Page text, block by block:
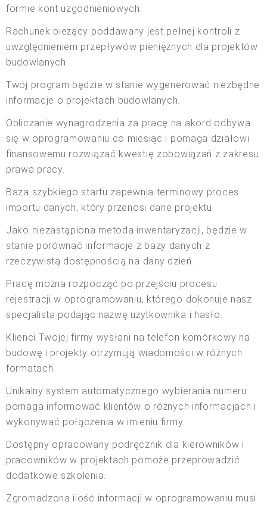
formie kont uzgodnieniowych.
Rachunek bieżący poddawany jest pełnej kontroli z
uwzględnieniem przepływów pieniężnych dla projektów
budowlanych.
Twój program będzie w stanie wygenerować niezbędne
informacje o projektach budowlanych.
Obliczanie wynagrodzenia za pracę na akord odbywa
się w oprogramowaniu co miesiąc i pomaga działowi
finansowemu rozwiązać kwestię zobowiązań z zakresu
prawa pracy.
Baza szybkiego startu zapewnia terminowy proces
importu danych, który przenosi dane projektu.
Jako niezastąpiona metoda inwentaryzacji, będzie w
stanie porównać informacje z bazy danych z
rzeczywistą dostępnością na dany dzień.
Pracę można rozpocząć po przejściu procesu
rejestracji w oprogramowaniu, którego dokonuje nasz
specjalista podając nazwę użytkownika i hasło.
Klienci Twojej firmy wysłani na telefon komórkowy na
budowę i projekty otrzymują wiadomości w różnych
formatach.
Unikalny system automatycznego wybierania numeru
pomaga informować klientów o różnych informacjach i
wykonywać połączenia w imieniu firmy.
Dostępny opracowany podręcznik dla kierowników i
pracowników w projektach pomoże przeprowadzić
dodatkowe szkolenia.
Zgromadzona ilość informacji w oprogramowaniu musi